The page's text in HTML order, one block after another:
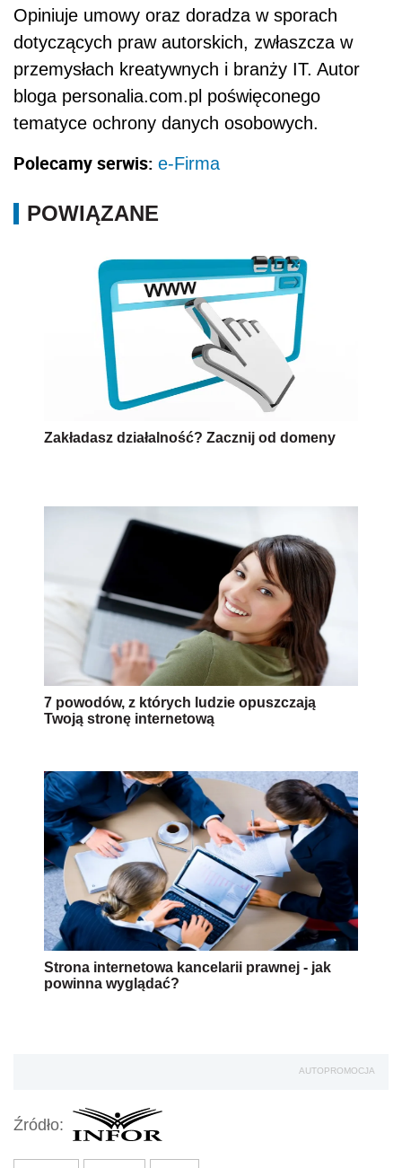
Opiniuje umowy oraz doradza w sporach
dotyczących praw autorskich, zwłaszcza w
przemysłach kreatywnych i branży IT. Autor
bloga personalia.com.pl poświęconego
tematyce ochrony danych osobowych.
Polecamy serwis: e-Firma
POWIĄZANE
Zakładasz działalność? Zacznij od domeny
7 powodów, z których ludzie opuszczają
Twoją stronę internetową
Strona internetowa kancelarii prawnej - jak
powinna wyglądać?
AUTOPROMOCJA
Źródło: